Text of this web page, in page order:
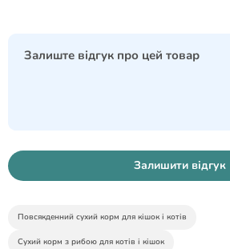
Залиште відгук про цей товар
Залишити відгук
Повсякденний сухий корм для кішок і котів
Сухий корм з рибою для котів і кішок